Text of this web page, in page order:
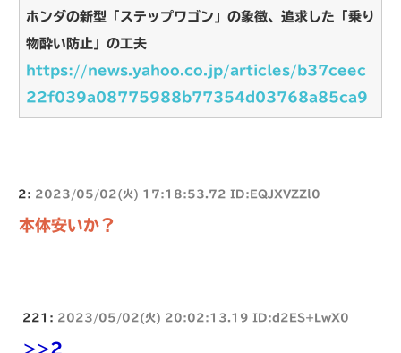
ホンダの新型「ステップワゴン」の象徴、追求した「乗り
物酔い防止」の工夫
https://news.yahoo.co.jp/articles/b37ceec
22f039a08775988b77354d03768a85ca9
2: 2023/05/02(火) 17:18:53.72 ID:EQJXVZZl0
本体安いか？
221: 2023/05/02(火) 20:02:13.19 ID:d2ES+LwX0
>>2